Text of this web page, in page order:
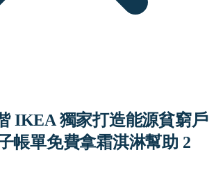
IKEA 獨家打造能源貧窮戶
帳單免費拿霜淇淋幫助 2